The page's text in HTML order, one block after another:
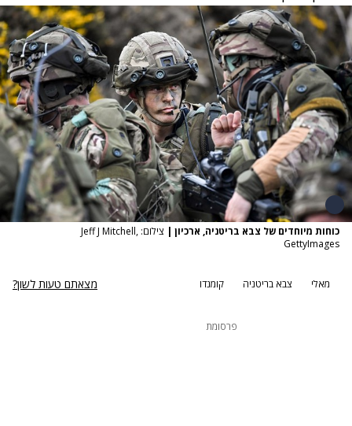
כוחות מיוחדים של צבא בריטניה, ארכיון |
צילום: Jeff J Mitchell,
GettyImages
מאלי צבא בריטניה קומנדו מצאתם טעות לשון?
פרסומת